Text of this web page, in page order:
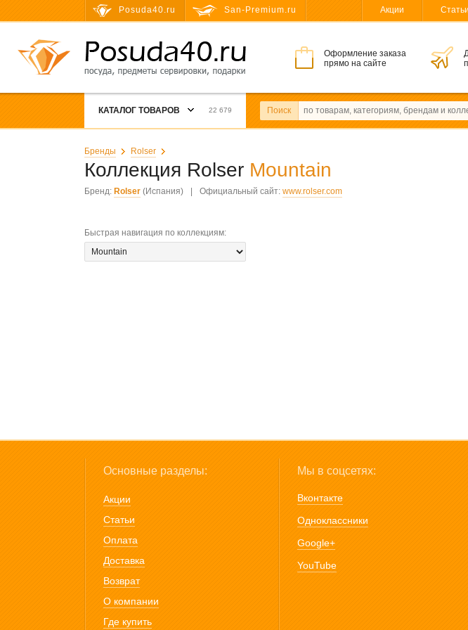
Posuda40.ru San-Premium.ru Акции Статьи
Оформление заказа
прямо на сайте
КАТАЛОГ ТОВАРОВ 22 679 Поиск
Бренды Rolser
Коллекция Rolser Mountain
Бренд: Rolser (Испания) Официальный сайт: www.rolser.com
Быстрая навигация по коллекциям:
Основные разделы:
Акции
Статьи
Оплата
Доставка
Возврат
О компании
Где купить
Мы в соцсетях:
Вконтакте
Одноклассники
Google+
YouTube